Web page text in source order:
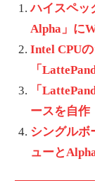
ハイスペッ
Alpha」に
Intel CPU
「
「
ースを自作
シングルボ
ューと